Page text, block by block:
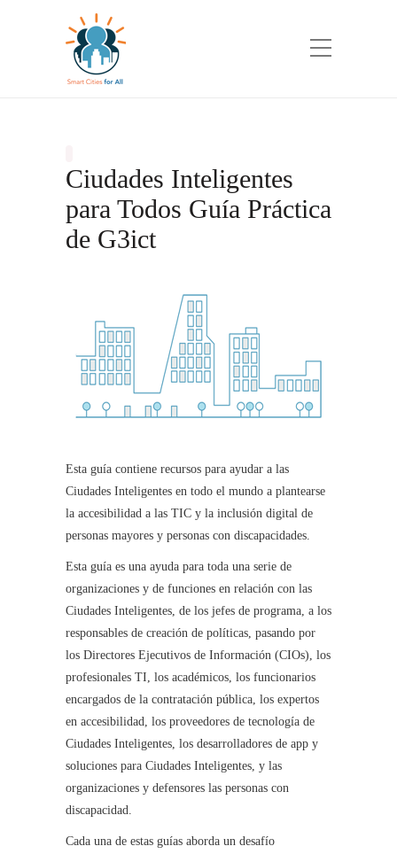
Ciudades Inteligentes
para Todos Guía Práctica
de G3ict
Esta guía contiene recursos para ayudar a las
Ciudades Inteligentes en todo el mundo a plantearse
la accesibilidad a las TIC y la inclusión digital de
personas mayores y personas con discapacidades.
Esta guía es una ayuda para toda una serie de
organizaciones y de funciones en relación con las
Ciudades Inteligentes, de los jefes de programa, a los
responsables de creación de políticas, pasando por
los Directores Ejecutivos de Información (CIOs), los
profesionales TI, los académicos, los funcionarios
encargados de la contratación pública, los expertos
en accesibilidad, los proveedores de tecnología de
Ciudades Inteligentes, los desarrolladores de app y
soluciones para Ciudades Inteligentes, y las
organizaciones y defensores las personas con
discapacidad.
Cada una de estas guías aborda un desafío